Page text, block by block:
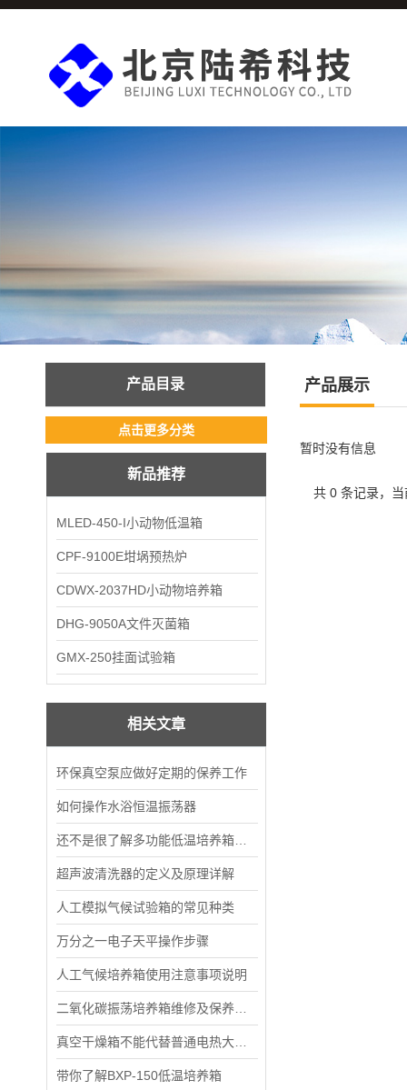
产品目录
点击更多分类
新品推荐
MLED-450-I小动物低温箱
CPF-9100E坩埚预热炉
CDWX-2037HD小动物培养箱
DHG-9050A文件灭菌箱
GMX-250挂面试验箱
相关文章
环保真空泵应做好定期的保养工作
如何操作水浴恒温振荡器
超声波清洗器的定义及原理详解
人工模拟气候试验箱的常见种类
万分之一电子天平操作步骤
人工气候培养箱使用注意事项说明
带你了解BXP-150低温培养箱
产品展示
暂时没有信息
共 0 条记录，